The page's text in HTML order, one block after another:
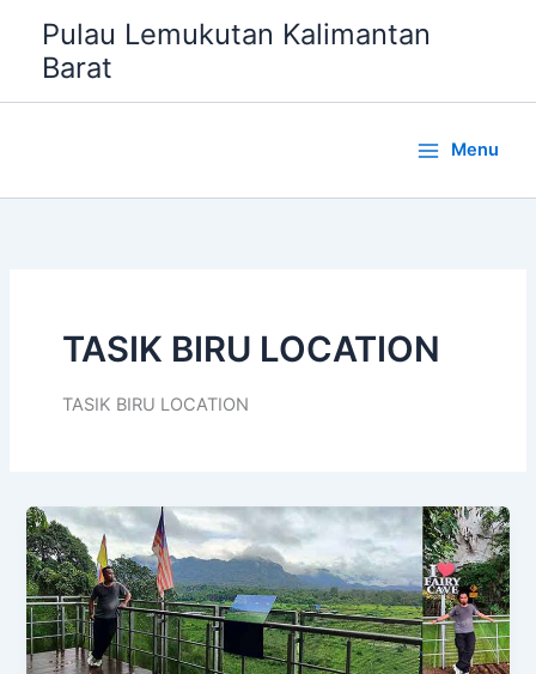
konten
Pulau Lemukutan Kalimantan
Barat
Menu
TASIK BIRU LOCATION
TASIK BIRU LOCATION